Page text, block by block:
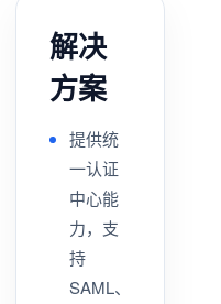
解决
方案
提供统
一认证
中心能
力，支
持
SAML、